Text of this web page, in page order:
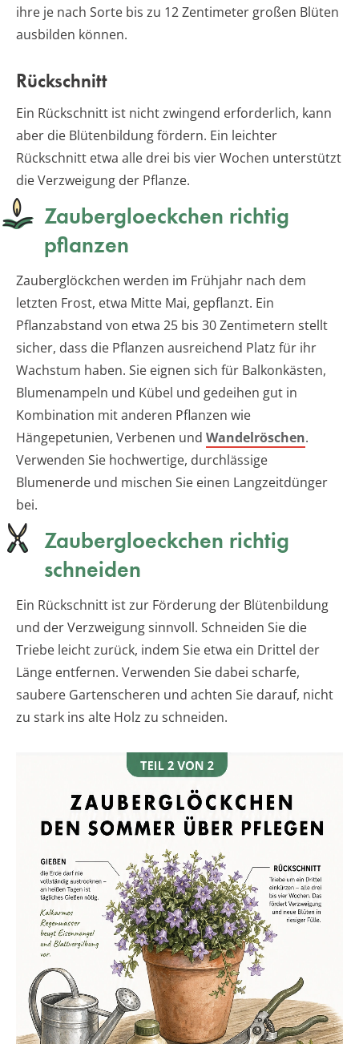
ihre je nach Sorte bis zu 12 Zentimeter großen Blüten
ausbilden können.
Rückschnitt
Ein Rückschnitt ist nicht zwingend erforderlich, kann
aber die Blütenbildung fördern. Ein leichter
Rückschnitt etwa alle drei bis vier Wochen unterstützt
die Verzweigung der Pflanze.
Zaubergloeckchen richtig
pflanzen
Zauberglöckchen werden im Frühjahr nach dem
letzten Frost, etwa Mitte Mai, gepflanzt. Ein
Pflanzabstand von etwa 25 bis 30 Zentimetern stellt
sicher, dass die Pflanzen ausreichend Platz für ihr
Wachstum haben. Sie eignen sich für Balkonkästen,
Blumenampeln und Kübel und gedeihen gut in
Kombination mit anderen Pflanzen wie
Hängepetunien, Verbenen und Wandelröschen.
Verwenden Sie hochwertige, durchlässige
Blumenerde und mischen Sie einen Langzeitdünger
bei.
Zaubergloeckchen richtig
schneiden
Ein Rückschnitt ist zur Förderung der Blütenbildung
und der Verzweigung sinnvoll. Schneiden Sie die
Triebe leicht zurück, indem Sie etwa ein Drittel der
Länge entfernen. Verwenden Sie dabei scharfe,
saubere Gartenscheren und achten Sie darauf, nicht
zu stark ins alte Holz zu schneiden.